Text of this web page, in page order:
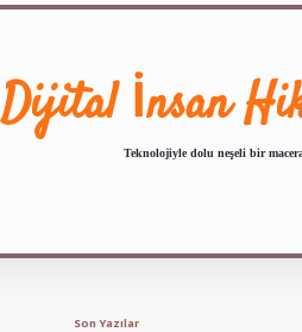
Dijital İnsan
Teknolojiyle dolu neşeli bir
Son Yazılar